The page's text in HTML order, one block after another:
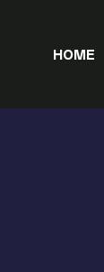
HOME